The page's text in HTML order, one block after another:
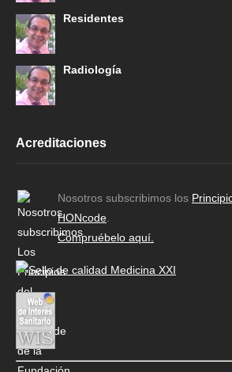
Residentes
Radiología
Acreditaciones
Nosotros subscribimos los
HONcode.
Compruébelo aquí.